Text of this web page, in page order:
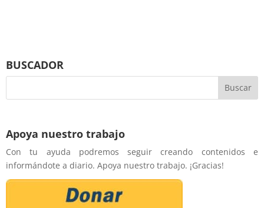
BUSCADOR
Apoya nuestro trabajo
Con tu ayuda podremos seguir creando contenidos e
informándote a diario. Apoya nuestro trabajo. ¡Gracias!